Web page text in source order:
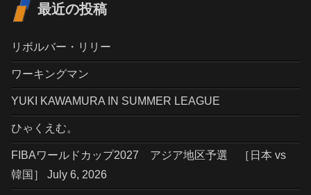
最近の投稿
リボルバー・リリー
ワーキングマン
YUKI KAWAMURA IN SUMMER LEAGUE
ひゃくえむ。
FIBAワールドカップ2027 アジア地区予選 ［日本 vs
韓国］ July 6, 2026